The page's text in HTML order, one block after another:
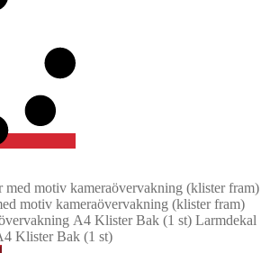
motiv kameraövervakning (klister fram)
Larmdekal
Klister Bak (1 st)